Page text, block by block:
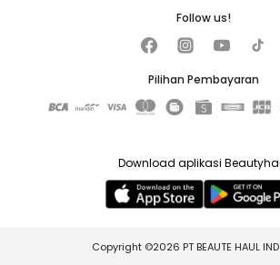
Pilihan Pembayaran
Follow us!
Download aplikasi
Copyright ©2026 PT BEAUTE HAUL